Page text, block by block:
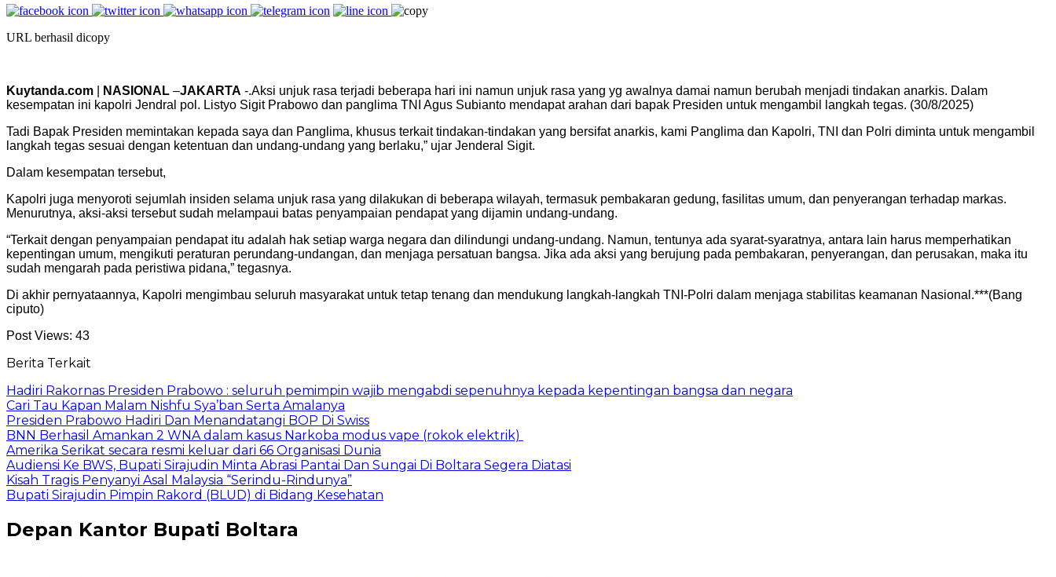
URL berhasil dicopy
Kuytanda.com NASIONAL –JAKARTA -.Aksi unjuk rasa terjadi beberapa hari ini namun unjuk rasa yang yg awalnya damai namun berubah menjadi tindakan anarkis. Dalam
kesempatan ini kapolri Jendral pol. Listyo Sigit Prabowo dan panglima TNI Agus Subianto mendapat arahan dari bapak Presiden untuk mengambil langkah tegas. (30/8/2025)
Tadi Bapak Presiden memintakan kepada saya dan Panglima, khusus terkait tindakan-tindakan yang bersifat anarkis, kami Panglima dan Kapolri, TNI dan Polri diminta untuk mengambil
langkah tegas sesuai dengan ketentuan dan undang-undang yang berlaku,” ujar Jenderal Sigit.
Dalam kesempatan tersebut,
Kapolri juga menyoroti sejumlah insiden selama unjuk rasa yang dilakukan di beberapa wilayah, termasuk pembakaran gedung, fasilitas umum, dan penyerangan terhadap markas.
Menurutnya, aksi-aksi tersebut sudah melampaui batas penyampaian pendapat yang dijamin undang-undang.
“Terkait dengan penyampaian pendapat itu adalah hak setiap warga negara dan dilindungi undang-undang. Namun, tentunya ada syarat-syaratnya, antara lain harus memperhatikan
kepentingan umum, mengikuti peraturan perundang-undangan, dan menjaga persatuan bangsa. Jika ada aksi yang berujung pada pembakaran, penyerangan, dan perusakan, maka itu
sudah mengarah pada peristiwa pidana,” tegasnya.
Di akhir pernyataannya, Kapolri mengimbau seluruh masyarakat untuk tetap tenang dan mendukung langkah-langkah TNI-Polri dalam menjaga stabilitas keamanan Nasional.***(Bang
ciputo)
Post Views: 43
Berita Terkait
Hadiri Rakornas Presiden Prabowo : seluruh pemimpin wajib mengabdi sepenuhnya kepada kepentingan bangsa dan negara
Cari Tau Kapan Malam Nishfu Sya’ban Serta Amalanya
Presiden Prabowo Hadiri Dan Menandatangi BOP Di Swiss
BNN Berhasil Amankan 2 WNA dalam kasus Narkoba modus vape (rokok elektrik)
Amerika Serikat secara resmi keluar dari 66 Organisasi Dunia
Audiensi Ke BWS, Bupati Sirajudin Minta Abrasi Pantai Dan Sungai Di Boltara Segera Diatasi
Kisah Tragis Penyanyi Asal Malaysia “Serindu-Rindunya”
Bupati Sirajudin Pimpin Rakord (BLUD) di Bidang Kesehatan
Depan Kantor Bupati Boltara